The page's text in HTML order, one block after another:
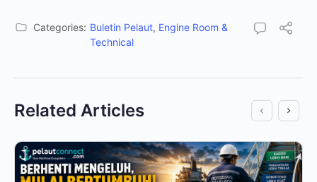
Categories: Buletin Pelaut, Engine Room &
Technical
Related Articles